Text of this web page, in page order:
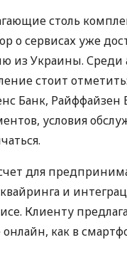
столь
о сервисах уже
из Украины. Среди
стоит
Банк, Райффайзен
условия
для
и
Клиенту
как в